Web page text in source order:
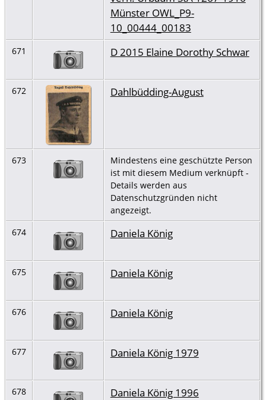
Münster OWL_P9-
10_00444_00183
671 D 2015 Elaine Dorothy Schwar
672 Dahlbüdding-August
673
Mindestens eine geschützte Person
ist mit diesem Medium verknüpft -
Details werden aus
Datenschutzgründen nicht
angezeigt.
674
Daniela König
675 Daniela König
676 Daniela König
677 Daniela König 1979
678 Daniela König 1996